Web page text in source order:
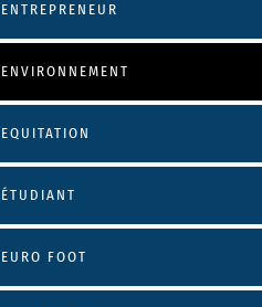
ENTREPRENEUR
ENVIRONNEMENT
EQUITATION
ÉTUDIANT
EURO FOOT